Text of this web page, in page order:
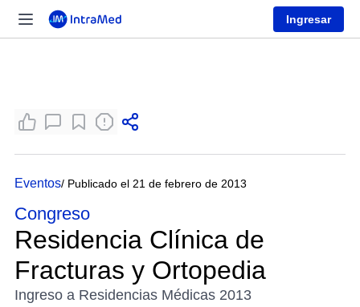
Ingresar
Eventos/ Publicado el 21 de febrero de 2013
Congreso
Residencia Clínica de
Fracturas y Ortopedia
Ingreso a Residencias Médicas 2013